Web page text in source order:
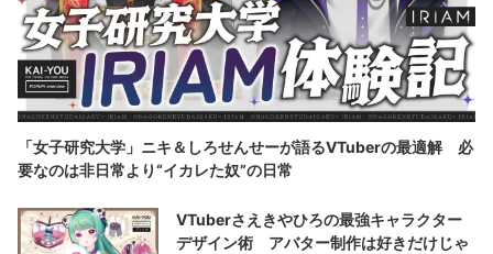
「女子研究大学」ニキ＆しろせんせーが語るVTuberの最適解 必
要なのは非日常より“イカレた奴”の日常
VTuberさえきやひろの最強キャラクター
デザイン術 アバター制作は好きだけじゃ